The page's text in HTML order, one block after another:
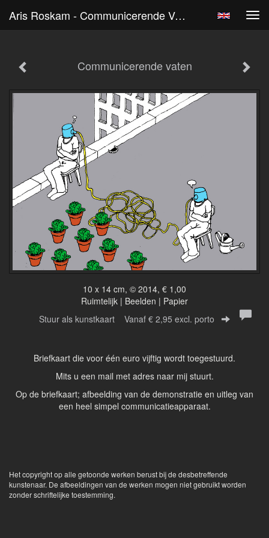
Aris Roskam - Communicerende Vaten
Communicerende vaten
10 x 14 cm, © 2014, € 1,00
Ruimtelijk | Beelden | Papier
Stuur als kunstkaart Vanaf € 2,95 excl. porto
Briefkaart die voor één euro vijftig wordt toegestuurd.
Mits u een mail met adres naar mij stuurt.
Op de briefkaart; afbeelding van de demonstratie en uitleg van
een heel simpel communicatieapparaat.
Het copyright op alle getoonde werken berust bij de desbetreffende
kunstenaar. De afbeeldingen van de werken mogen niet gebruikt worden
zonder schriftelijke toestemming.